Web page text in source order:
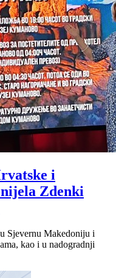
i
Zdenki
Sjevernu Makedoniju i
kao i u nadogradnji